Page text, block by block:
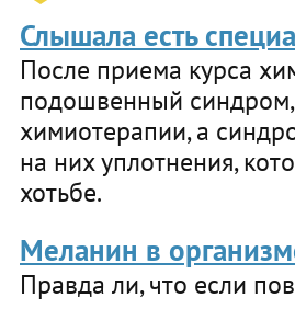
Слышала есть
После приема курса
подошвенный
химиотерапии, а
на них уплотнения,
хотьбе.
Меланин в
Правда ли, что если